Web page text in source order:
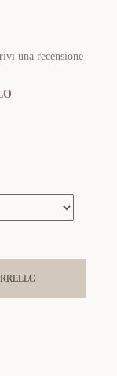
una recensione